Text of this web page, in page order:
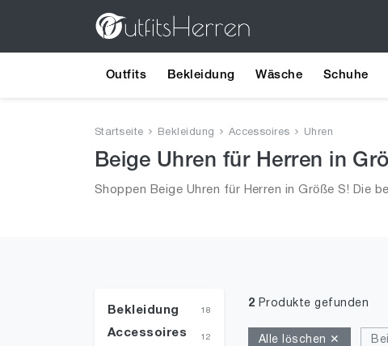
Outfits Bekleidung Wäsche Schuhe
Startseite Bekleidung Accessoires Uhren
Beige Uhren für Herren in
Shoppen Beige Uhren für Herren in Größe S! Die
Bekleidung 18
Accessoires 12
2 Produkte gefunden
Alle löschen ✕